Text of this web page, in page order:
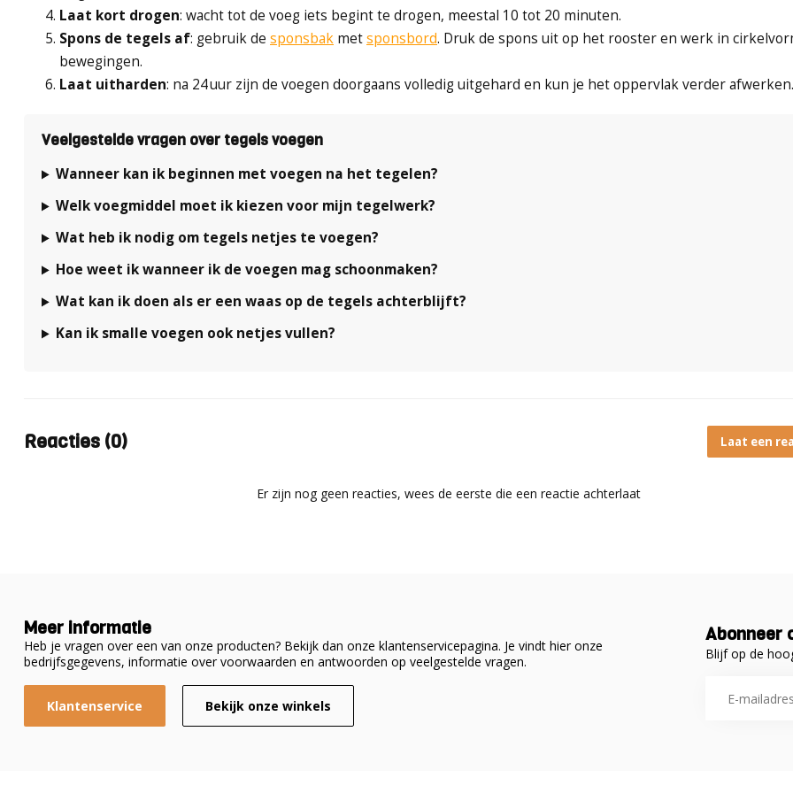
Laat kort drogen: wacht tot de voeg iets begint te drogen, meestal 10 tot 20 minuten.
Spons de tegels af: gebruik de sponsbak metsponsbord. Druk de spons uit op het rooster en werk in
bewegingen.
Laat uitharden: na 24 uur zijn de voegen doorgaans volledig uitgehard en kun je het oppervlak verder afwerken.
Veelgestelde vragen over tegels voegen
Wanneer kan ik beginnen met voegen na het tegelen?
Welk voegmiddel moet ik kiezen voor mijn tegelwerk?
Wat heb ik nodig om tegels netjes te voegen?
Hoe weet ik wanneer ik de voegen mag schoonmaken?
Wat kan ik doen als er een waas op de tegels achterblijft?
Kan ik smalle voegen ook netjes vullen?
Reacties (0) Laat een
Er zijn nog geen reacties, wees de eerste die een reactie achterlaat
Meer informatie
Heb je vragen over een van onze producten? Bekijk dan onze klantenservicepagina. Je vindt hier onze
bedrijfsgegevens, informatie over voorwaarden en antwoorden op veelgestelde vragen.
Klantenservice Bekijk onze winkels
Abonneer
Blijf op de